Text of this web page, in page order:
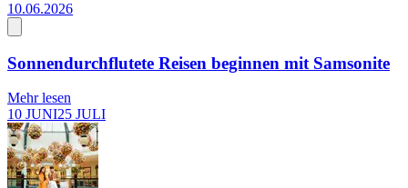
10.06.2026
Sonnendurchflutete Reisen beginnen mit Samsonite
Mehr lesen
10 JUNI25 JULI